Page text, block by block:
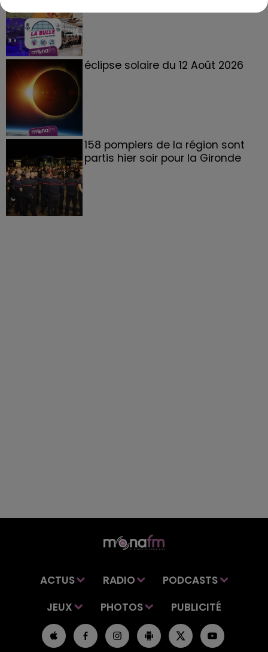
éclipse solaire du 12 Août 2026
158 pompiers de la région sont
partis hier soir pour la Gironde
ACTUS RADIO
PODCASTS
JEUX
PHOTOS PUBLICITÉ